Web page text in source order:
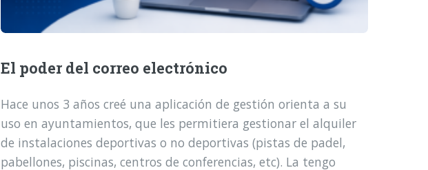
El poder del correo electrónico
Hace unos 3 años creé una aplicación de gestión orienta a su
uso en ayuntamientos, que les permitiera gestionar el alquiler
de instalaciones deportivas o no deportivas (pistas de padel,
pabellones, piscinas, centros de conferencias, etc). La tengo